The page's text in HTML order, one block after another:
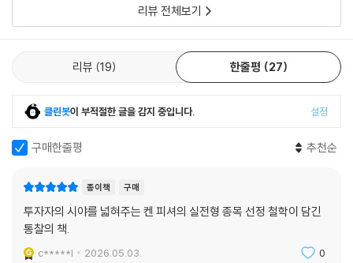
애널리스트, 자금 관리자, 은행가, 경영진, 마케터, 학생, 개인 투자자 모두
이 책에 소개된 소프트 스킬을 활용한다면 주식 투자뿐 아니라 설득과 발
표가 필요한 실생활에서도 큰 성과를 낼 수 있을 것이다.
리뷰 전체보기
리뷰 19 한줄평 27
클린봇이 부적절한 글을 감지 중입니다. 설정
구매한줄평 추천순
종이책 구매
투자자의 시야를 넓혀주는 켄 피셔의 실전형 종목 선정 철학이 담긴
통찰의 책.
c*****l 2026.05.03. 0